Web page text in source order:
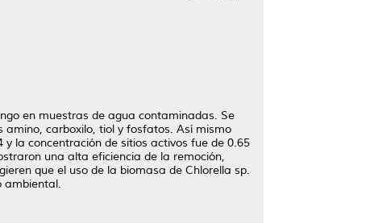
en muestras de agua contaminadas. Se
amino, carboxilo, tiol y fosfatos. Así mismo
la concentración de sitios activos fue de 0.65
una alta eficiencia de la remoción,
que el uso de la biomasa de Chlorella sp.
ambiental.